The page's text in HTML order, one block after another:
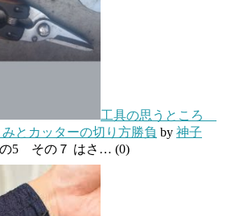
工具の思うところ
とカッターの切り方勝負 by 神子
5 その７ はさ… (0)